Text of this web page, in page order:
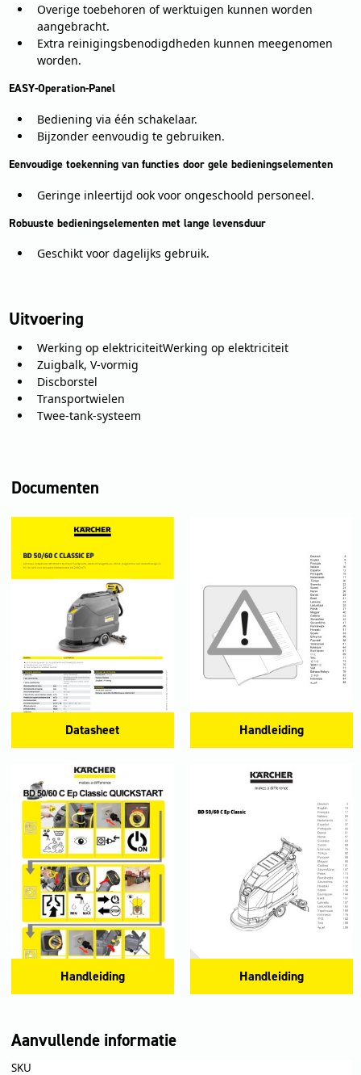
Overige toebehoren of werktuigen kunnen worden
aangebracht.
Extra reinigingsbenodigdheden kunnen meegenomen
worden.
EASY-Operation-Panel
Bediening via één schakelaar.
Bijzonder eenvoudig te gebruiken.
Eenvoudige toekenning van functies door gele bedieningselementen
Geringe inleertijd ook voor ongeschoold personeel.
Robuuste bedieningselementen met lange levensduur
Geschikt voor dagelijks gebruik.
Uitvoering
Werking op elektriciteitWerking op elektriciteit
Zuigbalk, V-vormig
Discborstel
Transportwielen
Twee-tank-systeem
Documenten
Datasheet Handleiding
Handleiding Handleiding
Aanvullende informatie
SKU